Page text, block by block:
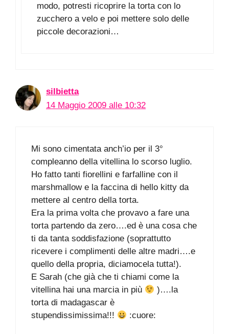
modo, potresti ricoprire la torta con lo
zucchero a velo e poi mettere solo delle
piccole decorazioni…
silbietta
14 Maggio 2009 alle 10:32
Mi sono cimentata anch’io per il 3°
compleanno della vitellina lo scorso luglio.
Ho fatto tanti fiorellini e farfalline con il
marshmallow e la faccina di hello kitty da
mettere al centro della torta.
Era la prima volta che provavo a fare una
torta partendo da zero….ed è una cosa che
ti da tanta soddisfazione (soprattutto
ricevere i complimenti delle altre madri….e
quello della propria, diciamocela tutta!).
E Sarah (che già che ti chiami come la
vitellina hai una marcia in più
)….la
torta di madagascar è
stupendissimissima!!!
:cuore: